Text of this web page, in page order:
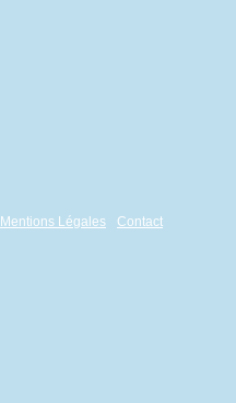
Mentions Légales
Contact